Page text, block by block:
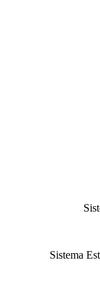
Sistema